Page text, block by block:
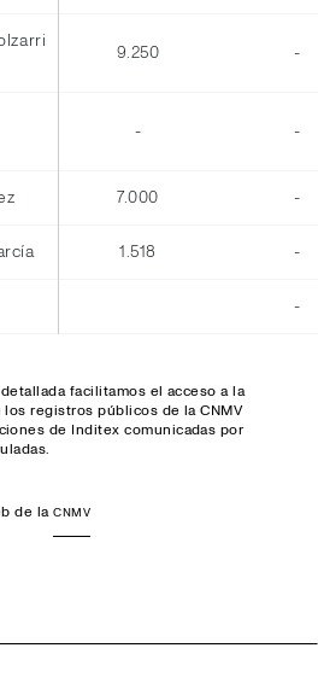
9.250 -
- -
7.000 -
1.518 -
-
facilitamos el acceso a la
registros públicos de la CNMV
de Inditex comunicadas por
de laCNMV